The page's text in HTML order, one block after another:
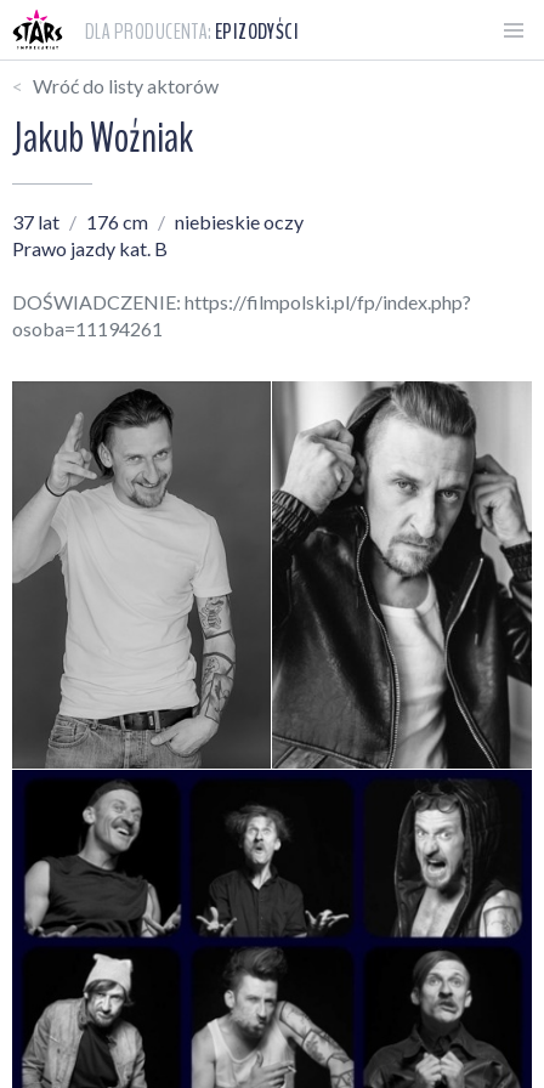
DLA PRODUCENTA: EPIZODYŚCI
Wróć do listy aktorów
Jakub Woźniak
37 lat 176 cm
niebieskie oczy
Prawo jazdy kat. B
DOŚWIADCZENIE: https://filmpolski.pl/fp/index.php?
osoba=11194261